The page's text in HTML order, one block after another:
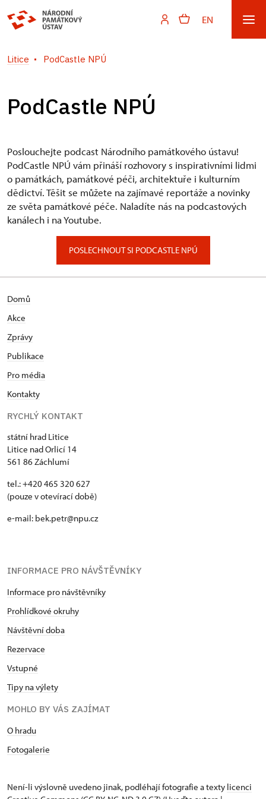
EN
Litice PodCastle NPÚ
PodCastle NPÚ
Poslouchejte podcast Národního památkového ústavu!
PodCastle NPÚ vám přináší rozhovory s inspirativními lidmi
o památkách, památkové péči, architektuře i kulturním
dědictví. Těšit se můžete na zajímavé reportáže a novinky
ze světa památkové péče. Naladíte nás na podcastových
kanálech i na Youtube.
POSLECHNOUT SI PODCASTLE NPÚ
Domů
Akce
Zprávy
Publikace
Pro média
Kontakty
RYCHLÝ KONTAKT
státní hrad Litice
Litice nad Orlicí 14
561 86 Záchlumí
tel.: +420 465 320 627
(pouze v otevírací době)
e-mail: bek.petr@npu.cz
INFORMACE PRO NÁVŠTĚVNÍKY
Informace pro návštěvníky
Prohlídkové okruhy
Návštěvní doba
Rezervace
Vstupné
Tipy na výlety
MOHLO BY VÁS ZAJÍMAT
O hradu
Fotogalerie
Není-li výslovně uvedeno jinak, podléhají fotografie a texty licenci